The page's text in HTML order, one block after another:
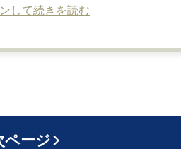
して続きを読む
ページ